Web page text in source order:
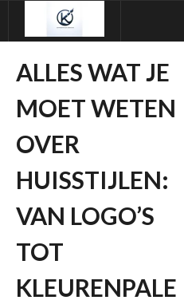
inhoudALLES WAT JE
MOET WETEN
OVER
HUISSTIJLEN:
VAN LOGO’S
TOT
KLEURENPALE